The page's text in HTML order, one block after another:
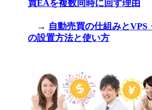
買EAを複数同時に回す理由
→ 自動売買の仕組みとVPS
の設置方法と使い方